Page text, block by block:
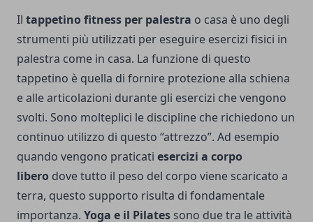
Il tappetino fitness per palestra o casa è uno degli
strumenti più utilizzati per eseguire esercizi fisici in
palestra come in casa. La funzione di questo
tappetino è quella di fornire protezione alla schiena
e alle articolazioni durante gli esercizi che vengono
svolti. Sono molteplici le discipline che richiedono un
continuo utilizzo di questo “attrezzo”. Ad esempio
quando vengono praticati esercizi a corpo
libero dove tutto il peso del corpo viene scaricato a
terra, questo supporto risulta di fondamentale
importanza. Yoga e il Pilates sono due tra le attività